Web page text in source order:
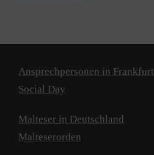
Ansprechpersonen in Frankfurt
Social Day
Malteser in Deutschland
Malteserorden